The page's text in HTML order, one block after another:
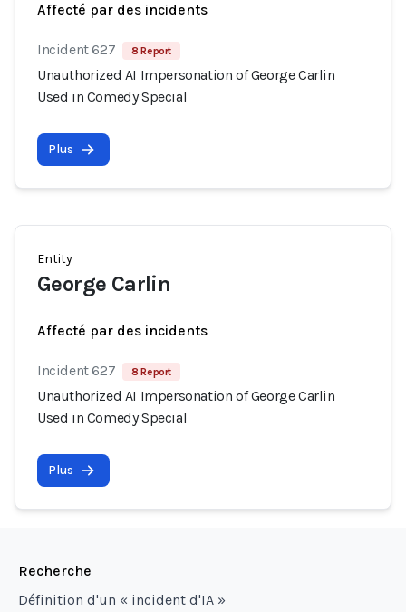
Affecté par des incidents
Incident 627 8 Report
Unauthorized AI Impersonation of George Carlin
Used in Comedy Special
Plus
Entity
George Carlin
Affecté par des incidents
Incident 627 8 Report
Unauthorized AI Impersonation of George Carlin
Used in Comedy Special
Plus
Recherche
Définition d'un « incident d'IA »